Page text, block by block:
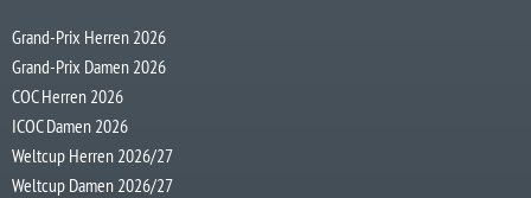
Grand-Prix Herren 2026
Grand-Prix Damen 2026
COC Herren 2026
ICOC Damen 2026
Weltcup Herren 2026/27
Weltcup Damen 2026/27